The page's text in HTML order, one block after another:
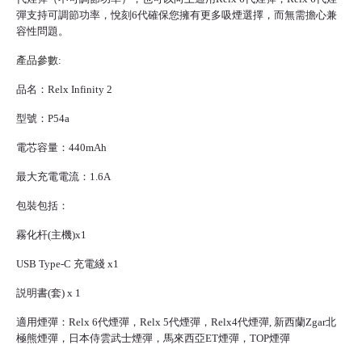
彈支持可調節功率，悅刻6代確保您擁有更多吸煙選擇，而無需擔心兼
容性問題。
產品參數:
品名：Relx Infinity 2
型號：P54a
電芯容量：440mAh
最大充電電流：1.6A
包裝包括：
霧化杆(主機)x1
USB Type-C 充電綫 x1
説明書(套) x 1
適用煙彈：Relx 6代煙彈，Relx 5代煙彈，Relx4代煙彈, 新西蘭Zgar北
極熊煙彈，日本侍雲武士煙彈，馬來西亞ET煙彈，TOP煙彈